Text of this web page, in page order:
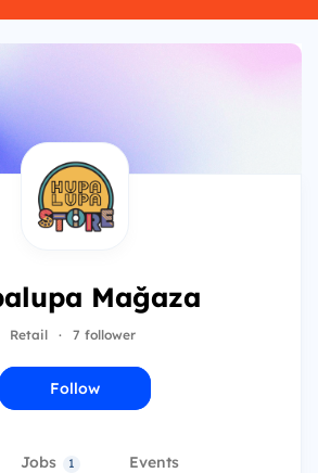
Mağaza
Retail · 7 follower
Follow
Jobs 1 Events